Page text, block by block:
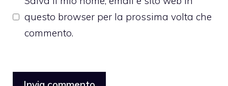
questo browser per la prossima volta che
commento.